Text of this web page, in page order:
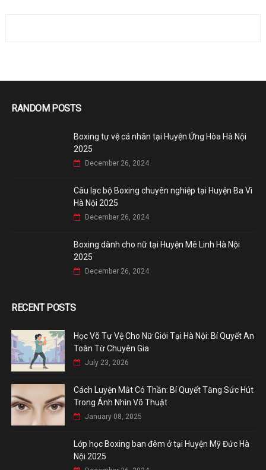
RANDOM POSTS
Boxing tự vệ cá nhân tại Huyện Ứng Hòa Hà Nội
2025
December 26, 2024
Câu lạc bộ Boxing chuyên nghiệp tại Huyện Ba Vì
Hà Nội 2025
December 26, 2024
Boxing dành cho nữ tại Huyện Mê Linh Hà Nội
2025
December 26, 2024
RECENT POSTS
Học Võ Tự Vệ Cho Nữ Giới Tại Hà Nội: Bí Quyết An
Toàn Từ Chuyên Gia
July 23, 2026
Cách Luyện Mắt Có Thần: Bí Quyết Tăng Sức Hút
Trong Ánh Nhìn Võ Thuật
January 08, 2025
Lớp học Boxing ban đêm ở tại Huyện Mỹ Đức Hà
Nội 2025